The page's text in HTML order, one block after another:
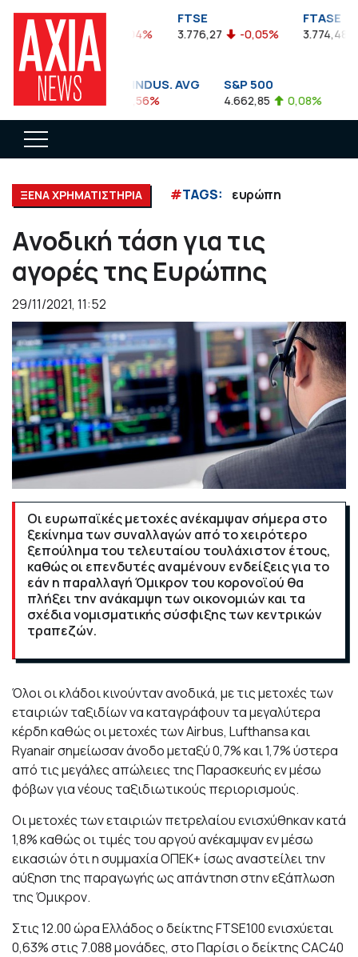
FTSEA
899,47 -0,04%
FTSE
3.776,27 -0,05%
FTASE
3.774,48
DOW JONES INDUS. AVG
35.911,81 -0,56%
S&P 500
4.662,85 0,08%
ΞΕΝΑ ΧΡΗΜΑΤΙΣΤΗΡΙΑ #TAGS: ευρώπη
Ανοδική τάση για τις
αγορές της Ευρώπης
29/11/2021, 11:52
Οι ευρωπαϊκές μετοχές ανέκαμψαν σήμερα στο
ξεκίνημα των συναλλαγών από το χειρότερο
ξεπούλημα του τελευταίου τουλάχιστον έτους,
καθώς οι επενδυτές αναμένουν ενδείξεις για το
εάν η παραλλαγή Όμικρον του κορονοϊού θα
πλήξει την ανάκαμψη των οικονομιών και τα
σχέδια νομισματικής σύσφιξης των κεντρικών
τραπεζών.
Όλοι οι κλάδοι κινούνταν ανοδικά, με τις μετοχές των
εταιριών ταξιδίων να καταγράφουν τα μεγαλύτερα
κέρδη καθώς οι μετοχές των Airbus, Lufthansa και
Ryanair σημείωσαν άνοδο μεταξύ 0,7% και 1,7% ύστερα
από τις μεγάλες απώλειες της Παρασκευής εν μέσω
φόβων για νέους ταξιδιωτικούς περιορισμούς.
Οι μετοχές των εταιριών πετρελαίου ενισχύθηκαν κατά
1,8% καθώς οι τιμές του αργού ανέκαμψαν εν μέσω
εικασιών ότι η συμμαχία ΟΠΕΚ+ ίσως αναστείλει την
αύξηση της παραγωγής ως απάντηση στην εξάπλωση
της Όμικρον.
Στις 12.00 ώρα Ελλάδος ο δείκτης FTSE100 ενισχύεται
0,63% στις 7.088 μονάδες, στο Παρίσι ο δείκτης CAC40